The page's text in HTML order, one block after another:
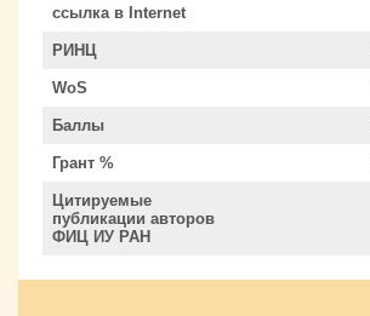
ссылка в Internet
РИНЦ
WoS
Баллы
Грант %
Цитируемые
публикации авторов
ФИЦ ИУ РАН